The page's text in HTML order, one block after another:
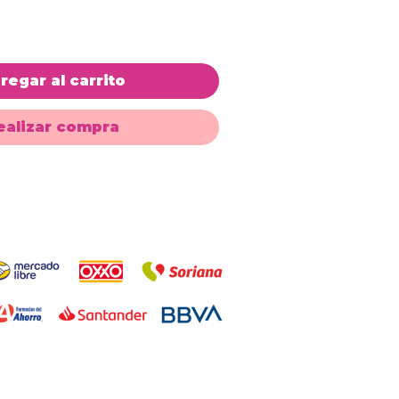
al carrito
compra